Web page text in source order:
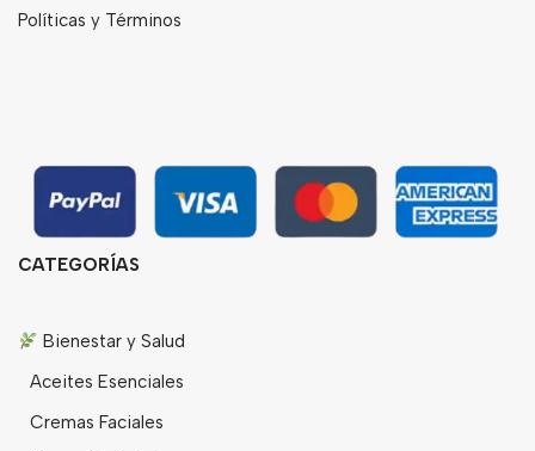
Políticas y Términos
CATEGORÍAS
Bienestar y Salud
Aceites Esenciales
Cremas Faciales